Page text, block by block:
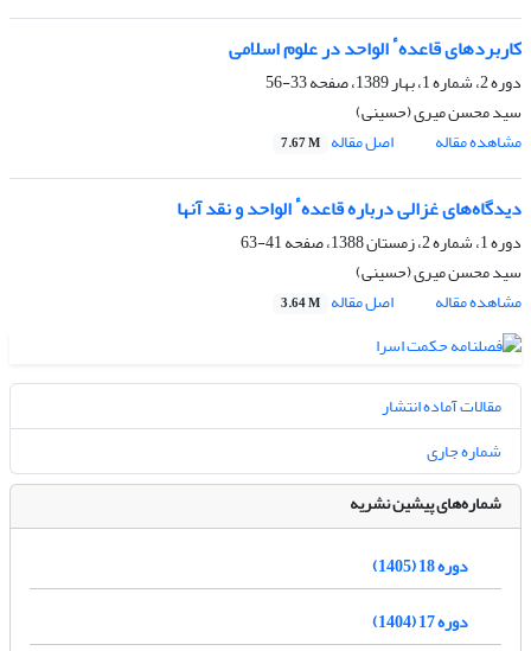
کاربردهای قاعدهٴ الواحد در علوم اسلامی
دوره 2، شماره 1، بهار 1389، صفحه
33-56
سید محسن میری (حسینی)
مشاهده مقاله
اصل مقاله 7.67 M
دیدگاه‌های غزالی درباره قاعدهٴ الواحد و نقد آنها
دوره 1، شماره 2، زمستان 1388، صفحه
41-63
سید محسن میری (حسینی)
مشاهده مقاله
اصل مقاله 3.64 M
مقالات آماده انتشار
شماره جاری
شماره‌های پیشین نشریه
دوره 18 (1405)
دوره 17 (1404)